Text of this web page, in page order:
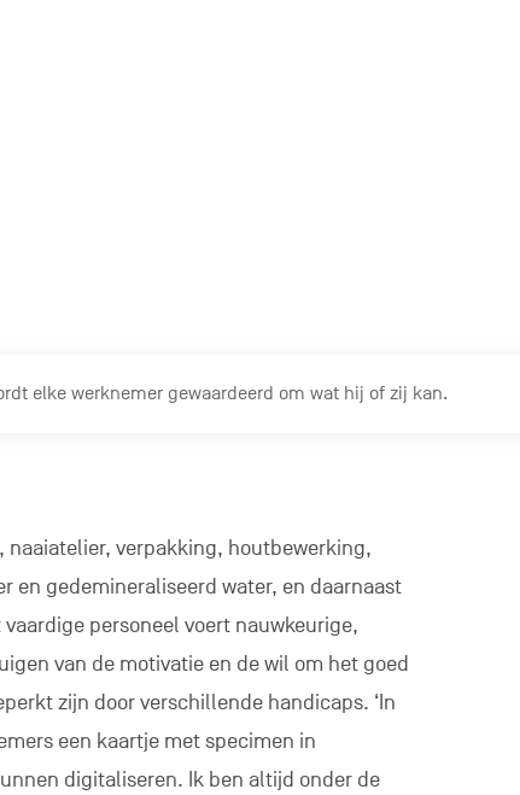
elke werknemer gewaardeerd om wat hij of zij kan.
naaiatelier, verpakking, houtbewerking,
en gedemineraliseerd water, en daarnaast
personeel voert nauwkeurige,
van de motivatie en de wil om het goed
zijn door verschillende handicaps. ‘In
een kaartje met specimen in
digitaliseren. Ik ben altijd onder de